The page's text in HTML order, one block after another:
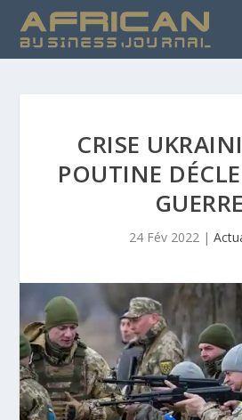
CRISE
POUTINE
GUERRE
24 Fév 2022 |